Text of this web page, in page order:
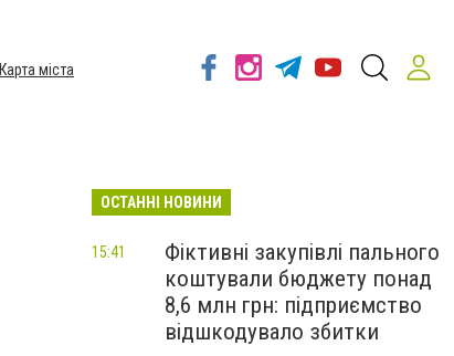
Карта міста
ОСТАННІ НОВИНИ
Фіктивні закупівлі пального
коштували бюджету понад
8,6 млн грн: підприємство
відшкодувало збитки
15:41